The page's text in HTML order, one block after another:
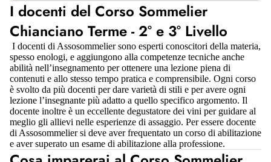
I docenti del Corso Sommelier
Chianciano Terme - 2° e 3° Livello
I docenti di Assosommelier sono esperti conoscitori della materia,
spesso enologi, e aggiungono alla competenze tecniche anche
abilità nell’insegnamento per ottenere una lezione piena di
contenuti e allo stesso tempo pratica e comprensibile. Ogni corso
è svolto da più docenti per dare varietà di stili e per avere ogni
lezione l’insegnante più adatto a quello specifico argomento. Il
docente inoltre è un eccellente degustatore dei vini per guidare al
meglio gli allievi nelle esperienze di assaggio. Per essere docente
di Assosommelier si deve aver frequentato un corso di abilitazione
e aver superato un esame di abilitazione alla professione.